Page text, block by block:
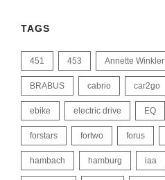
TAGS
451 453 Annette Winkler
BRABUS cabrio car2go
ebike electric drive EQ
forstars fortwo forus
hambach hamburg iaa